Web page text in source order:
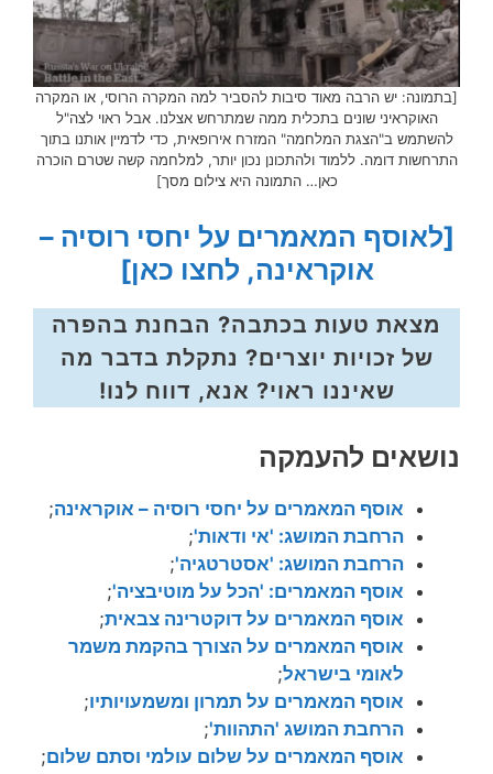
[בתמונה: יש הרבה מאוד סיבות להסביר למה המקרה הרוסי, או המקרה
האוקראיני שונים בתכלית ממה שמתרחש אצלנו. אבל ראוי לצה"ל
להשתמש ב"הצגת המלחמה" המזרח אירופאית, כדי לדמיין אותנו בתוך
התרחשות דומה. ללמוד ולהתכונן נכון יותר, למלחמה קשה שטרם הוכרה
כאן… התמונה היא צילום מסך]
[לאוסף המאמרים על יחסי רוסיה –
אוקראינה, לחצו כאן]
מצאת טעות בכתבה? הבחנת בהפרה
של זכויות יוצרים? נתקלת בדבר מה
שאיננו ראוי? אנא, דווח לנו!
נושאים להעמקה
אוסף המאמרים על יחסי רוסיה – אוקראינה;
הרחבת המושג: 'אי ודאות';
הרחבת המושג: 'אסטרטגיה';
אוסף המאמרים: 'הכל על מוטיבציה';
אוסף המאמרים על דוקטרינה צבאית;
אוסף המאמרים על הצורך בהקמת משמר
לאומי בישראל;
אוסף המאמרים על תמרון ומשמעויותיו;
הרחבת המושג 'התהוות';
אוסף המאמרים על שלום עולמי וסתם שלום;